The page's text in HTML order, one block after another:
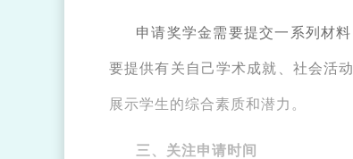
申请奖学金需要提交一系列材
要提供有关自己学术成就、社会活
展示学生的综合素质和潜力。
三、关注申请时间